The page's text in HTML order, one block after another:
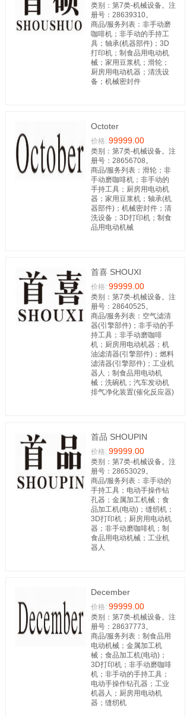
类别：第7类-机械设备。注
册号：28639310。
商品/服务列表：非手动磨
咖啡机；非手动的手持工
具；轴承(机器部件)；3D
打印机；制食品用电动机
械；家用豆浆机；滑轮；
厨房用电动机器；清洗设
备；机械密封件
Octoter
价格: 99999.00
类别：第7类-机械设备。注
册号：28656708。
商品/服务列表：滑轮；非
手动磨咖啡机；非手动的
手持工具；厨房用电动机
器；家用豆浆机；轴承(机
器部件)；机械密封件；清
洗设备；3D打印机；制食
品用电动机械
首喜 SHOUXI
价格: 99999.00
类别：第7类-机械设备。注
册号：28640525。
商品/服务列表：空气滤清
器(引擎部件)；非手动的手
持工具；非手动磨咖啡
机；厨房用电动机器；机
油滤清器(引擎部件)；燃料
滤清器(引擎部件)；工业机
器人；制食品用电动机
械；洗碗机；汽车发动机
排气净化装置(催化反应器)
首品 SHOUPIN
价格: 99999.00
类别：第7类-机械设备。注
册号：28653029。
商品/服务列表：非手动的
手持工具；电动手操作钻
孔器；金属加工机械；食
品加工机(电动)；缝纫机；
3D打印机；厨房用电动机
器；非手动磨咖啡机；制
食品用电动机械；工业机
器人
December
价格: 99999.00
类别：第7类-机械设备。注
册号：28637773。
商品/服务列表：制食品用
电动机械；金属加工机
械；食品加工机(电动)；
3D打印机；非手动磨咖啡
机；非手动的手持工具；
电动手操作钻孔器；工业
机器人；厨房用电动机
器；缝纫机